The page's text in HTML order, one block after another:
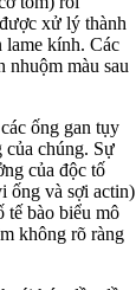
xử lý thành
lame kính. Các
nhuộm màu sau
ống gan tụy
của chúng. Sự
của độc tố
ống và sợi actin)
tế bào biểu mô
không rõ ràng